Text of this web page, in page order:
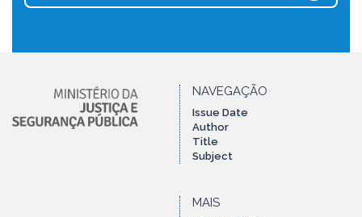
NAVEGAÇÃO
Issue Date
Author
Title
Subject
MAIS